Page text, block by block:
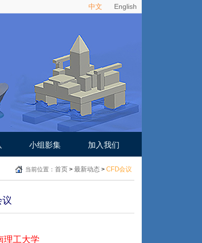
中文 English
小组影集 加入我们
当前位置： 首页 > 最新动态 > CFD会议
理工大学